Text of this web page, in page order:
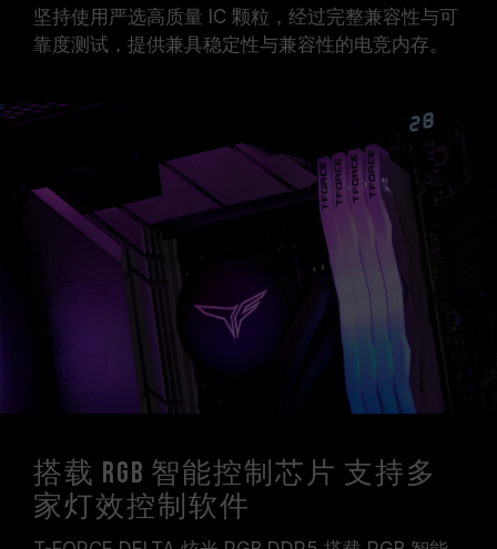
坚持使用严选高质量 IC 颗粒，经过完整兼容性与可
靠度测试，提供兼具稳定性与兼容性的电竞内存。
搭载 RGB 智能控制芯片 支持多
家灯效控制软件